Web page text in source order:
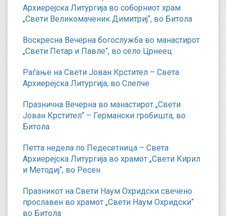
Архиерејска Литургија во соборниот храм
„Свети Великомаченик Димитриј“, во Битола
Воскресна Вечерна богослужба во манастирот
„Свети Петар и Павле“, во село Црнеец
Раѓање на Свети Јован Крстител – Света
Архиерејска Литургија, во Слепче
Празнична Вечерна во манастирот „Свети
Јован Крстител“ – Германски гробишта, во
Битола
Петта недела по Педесетница – Света
Архиерејска Литургија во храмот „Свети Кирил
и Методиј“, во Ресен
Празникот на Свети Наум Охридски свечено
прославен во храмот „Свети Наум Охридски“
во Битола